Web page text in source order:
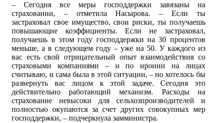
– Сегодня все меры господдержки завязаны на
страховании, – отметила Насырова. – Если ты
застраховал свое имущество, свои риски, ты получаешь
повышающие коэффициенты. Если не застраховал,
получаешь в этом году господдержки на 30 процентов
меньше, а в следующем году – уже на 50. У каждого из
вас есть свой отрицательный опыт взаимодействия со
страховыми компаниями – и по иронии на лицах
считываю, и сама была в этой ситуации, – но хотелось бы
развернуть вас лицом к этой задаче. Сегодня это
действительно работающий механизм. Расходы на
страхование невысоки для сельхозпроизводителей и
полностью окупаются за счет других совокупных мер
господдержки, – подчеркнула замминистра.